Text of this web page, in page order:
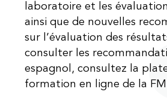
laboratoire et les
ainsi que de nouvelles
sur l’évaluation des
consulter les
espagnol, consultez la
formation en ligne de la